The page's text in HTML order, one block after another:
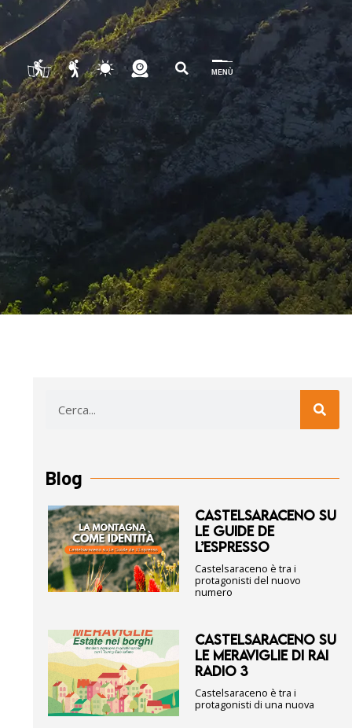
MENÙ
Blog
CASTELSARACENO SU
LE GUIDE DE
L’ESPRESSO
Castelsaraceno è tra i
protagonisti del nuovo
numero
CASTELSARACENO SU
LE MERAVIGLIE DI RAI
RADIO 3
Castelsaraceno è tra i
protagonisti di una nuova